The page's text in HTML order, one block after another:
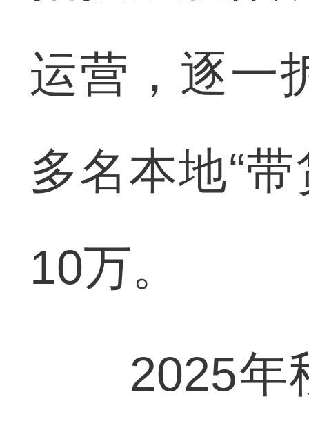
运营，逐一
多名本地“
10万。
2025年秋